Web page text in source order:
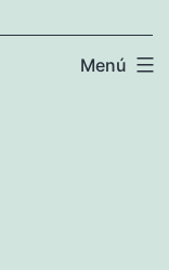
Menú